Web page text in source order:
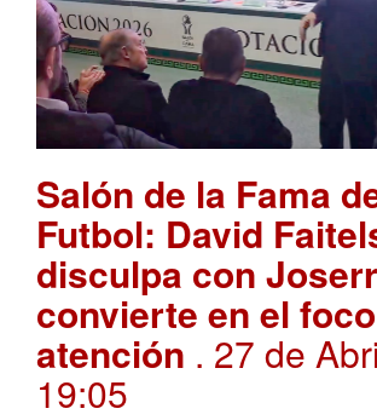
Salón de la Fama
Futbol: David
disculpa con
convierte en el
atención . 27 de
19:05